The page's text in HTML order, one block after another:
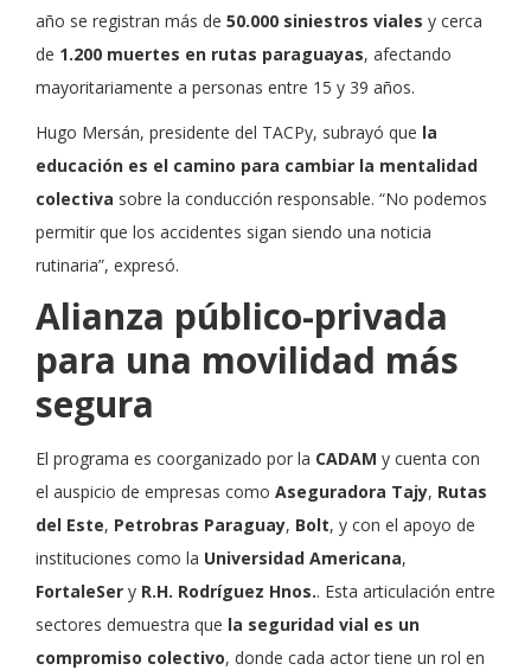
año se registran más de 50.000 siniestros viales y cerca
de 1.200 muertes en rutas paraguayas, afectando
mayoritariamente a personas entre 15 y 39 años.
Hugo Mersán, presidente del TACPy, subrayó que la
educación es el camino para cambiar la mentalidad
colectiva sobre la conducción responsable. “No podemos
permitir que los accidentes sigan siendo una noticia
rutinaria”, expresó.
Alianza público-privada
para una movilidad más
segura
El programa es coorganizado por la CADAM y cuenta con
el auspicio de empresas como Aseguradora Tajy, Rutas
del Este, Petrobras Paraguay, Bolt, y con el apoyo de
instituciones como la Universidad Americana,
FortaleSer y R.H. Rodríguez Hnos.. Esta articulación entre
sectores demuestra que la seguridad vial es un
compromiso colectivo, donde cada actor tiene un rol en